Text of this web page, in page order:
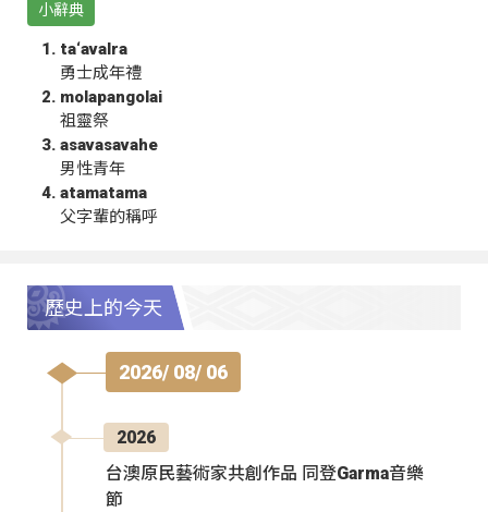
小辭典
ta‘avalra
勇士成年禮
molapangolai
祖靈祭
asavasavahe
男性青年
atamatama
父字輩的稱呼
歷史上的今天
2026/ 08/ 06
2026
台澳原民藝術家共創作品 同登Garma音樂
節